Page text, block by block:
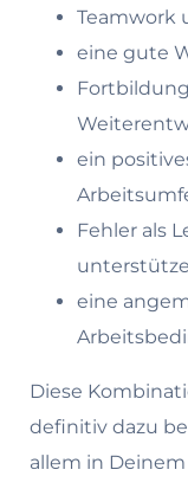
Teamwork
eine gute
ein
Fehler als
eine
Diese
definitiv dazu
allem in